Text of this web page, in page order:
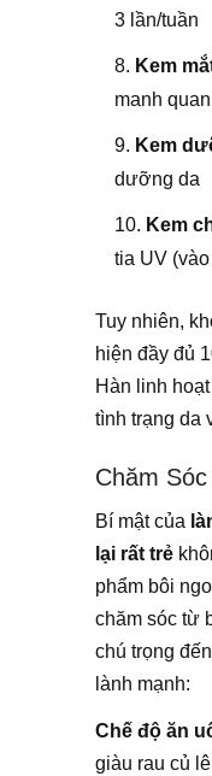
3 lần/tuần
Kem
manh
Kem
dưỡng da
Kem
tia UV
Tuy nhiên,
hiện đầy đủ
Hàn linh
tình trạng da
Chăm
Bí mật của
lại rất trẻ
phẩm bôi
chăm sóc từ
chú trọng
lành mạnh:
Chế độ ăn
giàu rau củ